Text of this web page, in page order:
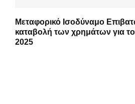
Μεταφορικό Ισοδύναμο
καταβολή των χρημάτων για
2025